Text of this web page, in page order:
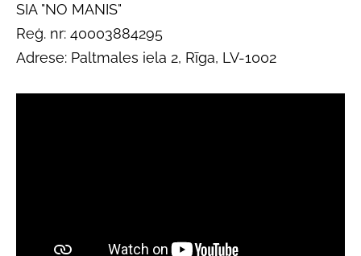
SIA "NO MANIS"
Reģ. nr: 40003884295
Adrese: Paltmales iela 2, Rīga, LV-1002